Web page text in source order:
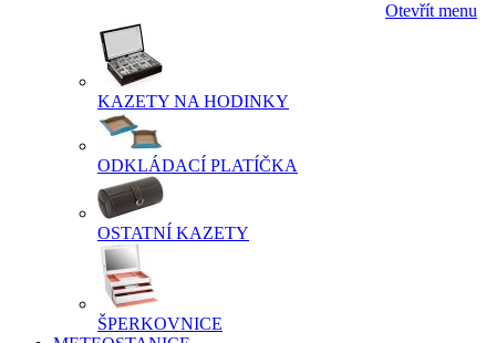
Otevřít menu
KAZETY NA HODINKY
ODKLÁDACÍ PLATÍČKA
OSTATNÍ KAZETY
ŠPERKOVNICE